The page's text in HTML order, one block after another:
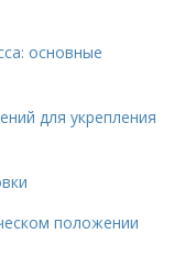
основные
для укрепления
положении